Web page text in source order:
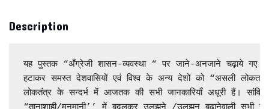
Description
यह पुस्तक “अँग्रेजी शासन-व्यवस्था “ पर जाने-अनजाने चढ़ाये गए
हटाकर समस्त देशवासियों एवं विश्व के अन्य देशों को “असली
लोकतंत्र के सन्दर्भ में आजतक की सभी जानकारियाँ अधूरी हैं।